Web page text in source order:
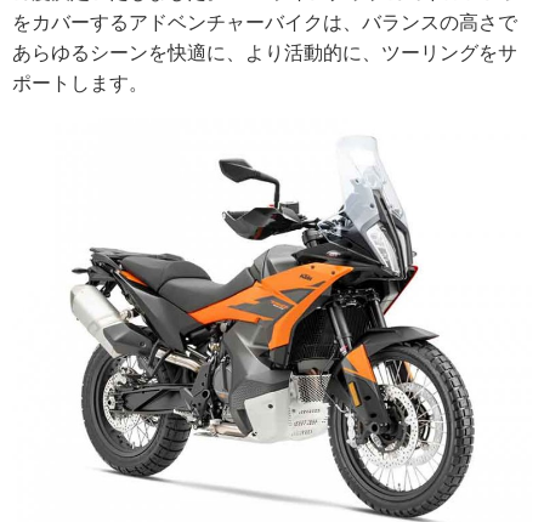
をカバーするアドベンチャーバイクは、バランスの高さで
あらゆるシーンを快適に、より活動的に、ツーリングをサ
ポートします。